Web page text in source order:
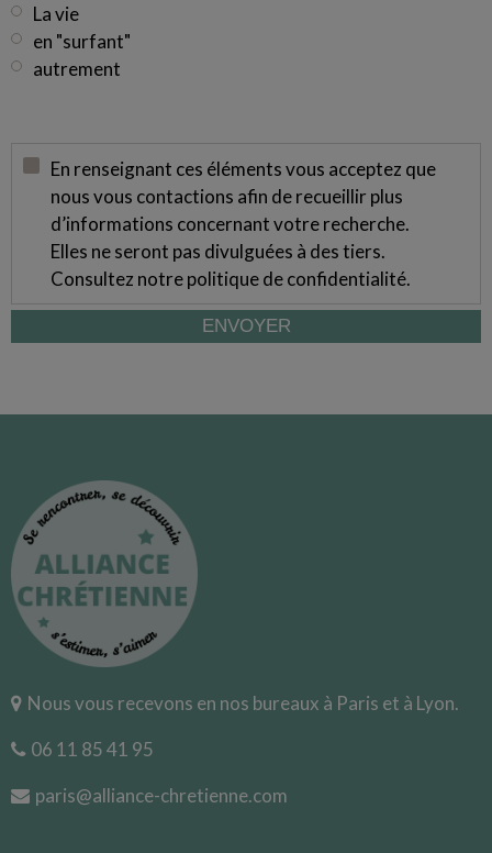
La vie
en "surfant"
autrement
En renseignant ces éléments vous acceptez que
nous vous contactions afin de recueillir plus
d’informations concernant votre recherche.
Elles ne seront pas divulguées à des tiers.
Consultez notrepolitique de confidentialité.
Nous vous recevons en nos bureaux à Paris et à Lyon.
06 11 85 41 95
paris@alliance-chretienne.com